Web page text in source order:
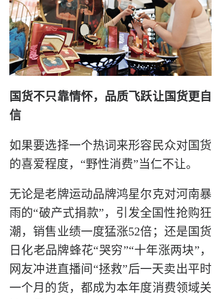
国货不只靠情怀，品质飞跃让国货更自
信
如果要选择一个热词来形容民众对国货
的喜爱程度，“野性消费”当仁不让。
无论是老牌运动品牌鸿星尔克对河南暴
雨的“破产式捐款”，引发全国性抢购狂
潮，销售业绩一度猛涨52倍；还是国货
日化老品牌蜂花“哭穷”“十年涨两块”，
网友冲进直播间“拯救”后一天卖出平时
一个月的货，都成为本年度消费领域关